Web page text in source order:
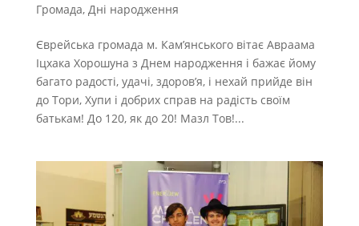
Громада, Дні народження
Єврейська громада м. Кам’янського вітає Авраама
Іцхака Хорошуна з Днем народження і бажає йому
багато радості, удачі, здоров’я, і нехай прийде він
до Тори, Хупи і добрих справ на радість своїм
батькам! До 120, як до 20! Мазл Тов!...